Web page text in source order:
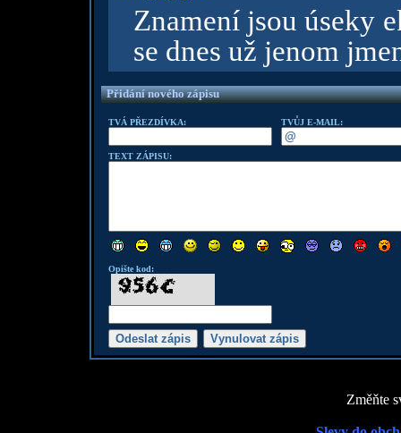
Znamení jsou úseky
se dnes už jenom
Přidání nového zápisu
TVÁ PŘEZDÍVKA: TVŮJ E-MAIL:
TEXT ZÁPISU:
Opište kod:
Změňte